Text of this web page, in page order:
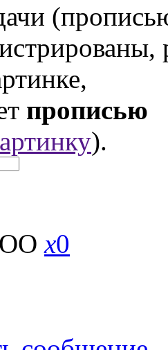
прописью
).
x0